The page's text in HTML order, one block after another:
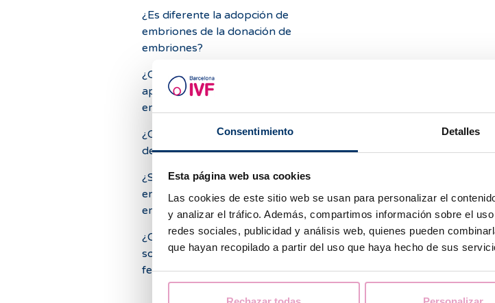
Consentimiento Detalles
Esta página web usa cookies
Las cookies de este sitio web se usan para personalizar el
y analizar el tráfico. Además, compartimos información sobre el
redes sociales, publicidad y análisis web, quienes pueden
que hayan recopilado a partir del uso que haya hecho de sus
¿Es diferente la adopción de
embriones de la donación de
embriones?
¿Qué criterios de selección se
aplican para la donación de
embriones?
¿Cómo se sabe si los embriones son
de buena calidad?
¿Se puede transferir más de un
embrión en una donación de
embriones?
¿Qué se hace con los embriones que
sobran en un tratamiento de
fertilidad?